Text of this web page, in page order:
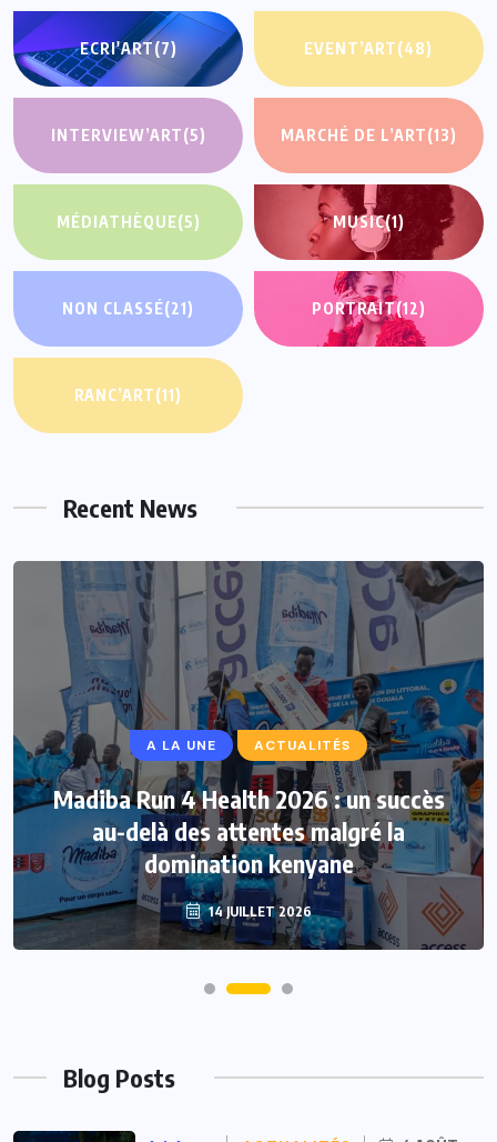
ECRI'ART(7) EVENT’ART(48)
INTERVIEW’ART(5) MARCHÉ DE L’ART(13)
MÉDIATHÈQUE(5) MUSIC(1)
NON CLASSÉ(21) PORTRAIT(12)
RANC’ART(11)
Recent News
A LA UNE ACTUALITÉS
Madiba Run 4 Health 2026 : un succès
au-delà des attentes malgré la
domination kenyane
14 JUILLET 2026
Blog Posts